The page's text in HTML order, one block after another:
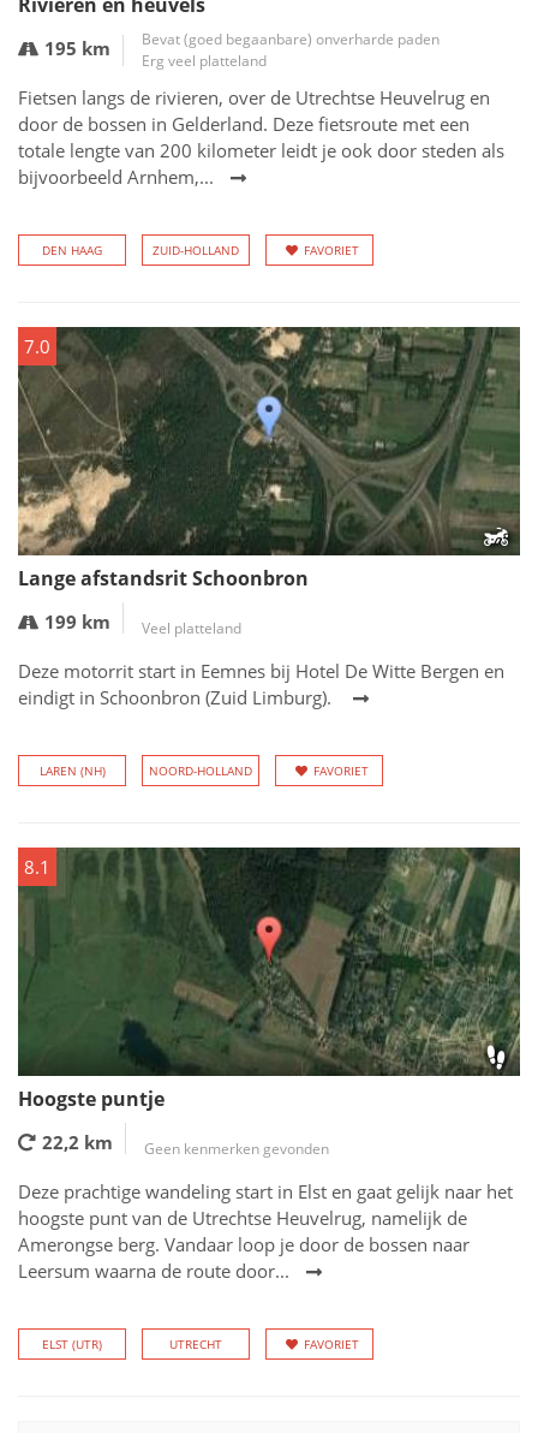
195 km
Bevat (goed begaanbare) onverharde paden
Erg veel platteland
Fietsen langs de rivieren, over de Utrechtse Heuvelrug en
door de bossen in Gelderland. Deze fietsroute met een
totale lengte van 200 kilometer leidt je ook door steden als
bijvoorbeeld Arnhem,...
DEN HAAG ZUID-HOLLAND FAVORIET
7.0
Lange afstandsrit Schoonbron
199 km Veel platteland
Deze motorrit start in Eemnes bij Hotel De Witte Bergen en
eindigt in Schoonbron (Zuid Limburg).
LAREN (NH) NOORD-HOLLAND FAVORIET
8.1
Hoogste puntje
22,2 km Geen kenmerken gevonden
Deze prachtige wandeling start in Elst en gaat gelijk naar het
hoogste punt van de Utrechtse Heuvelrug, namelijk de
Amerongse berg. Vandaar loop je door de bossen naar
Leersum waarna de route door...
ELST (UTR) UTRECHT FAVORIET